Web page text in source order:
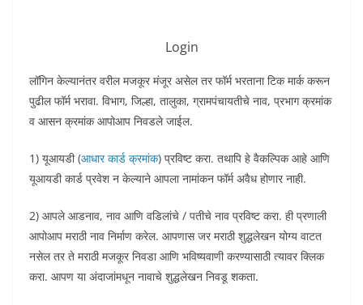
Login
लॉगिन केल्यानंतर वरील मजकूर मंजूर असेल तर फॉर्म भरताना टिक मार्क करून
पुढील फॉर्म भरावा. विभाग, जिल्हा, तालुका, ग्रामपंचायतीचे नाव, प्रभाग क्रमांक
व आसन क्रमांक आपोआप निवडले जाईल.
1) यूआयडी (आधार कार्ड क्रमांक) प्रविष्ट करा. तथापि हे वैकल्पिक आहे आणि
यूआयडी कार्ड प्रवेश न केल्याने आपला नामांकन फॉर्म अवैध होणार नाही.
2) आपले आडनाव, नाव आणि वडिलांचे / पतीचे नाव प्रविष्ट करा. ही प्रणाली
आपोआप मराठी नाव निर्माण करेल. आपणास जर मराठी शुद्धलेखन योग्य वाटत
नसेल तर ते मराठी मजकूर निवडा आणि भविष्यवाणी करण्यासाठी त्यावर क्लिक
करा. आपण या अंदाजांमधून नावाचे शुद्धलेखन निवडू शकता.